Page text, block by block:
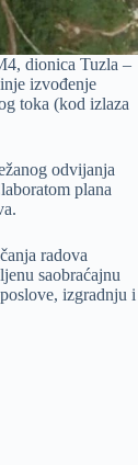
dionica Tuzla –
izvođenje
toka (kod izlaza
odvijanja
plana
radova
saobraćajnu
izgradnju i